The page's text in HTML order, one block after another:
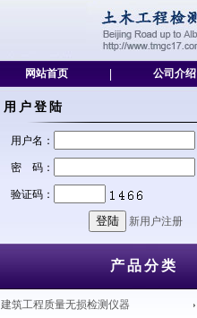
网站首页
公司介绍
用户登陆
用户名：
密 码：
验证码：
新用户注册
产品分类
建筑工程质量无损检测仪器